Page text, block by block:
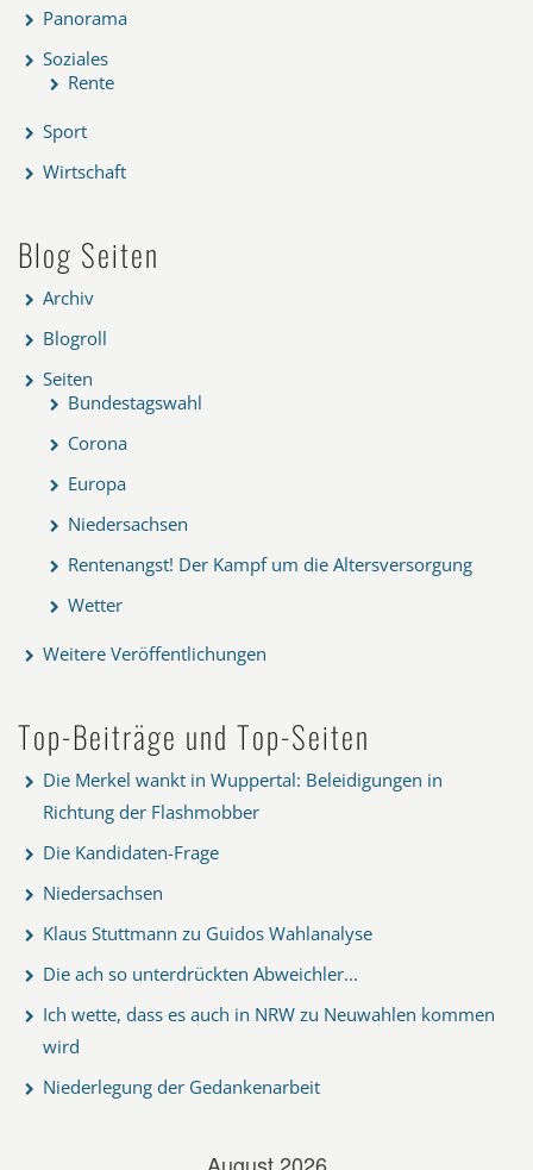
Panorama
Soziales
Rente
Sport
Wirtschaft
Blog Seiten
Archiv
Blogroll
Seiten
Bundestagswahl
Corona
Europa
Niedersachsen
Rentenangst! Der Kampf um die Altersversorgung
Wetter
Weitere Veröffentlichungen
Top-Beiträge und Top-Seiten
Die Merkel wankt in Wuppertal: Beleidigungen in
Richtung der Flashmobber
Die Kandidaten-Frage
Niedersachsen
Klaus Stuttmann zu Guidos Wahlanalyse
Die ach so unterdrückten Abweichler...
Ich wette, dass es auch in NRW zu Neuwahlen kommen
wird
Niederlegung der Gedankenarbeit
August 2026